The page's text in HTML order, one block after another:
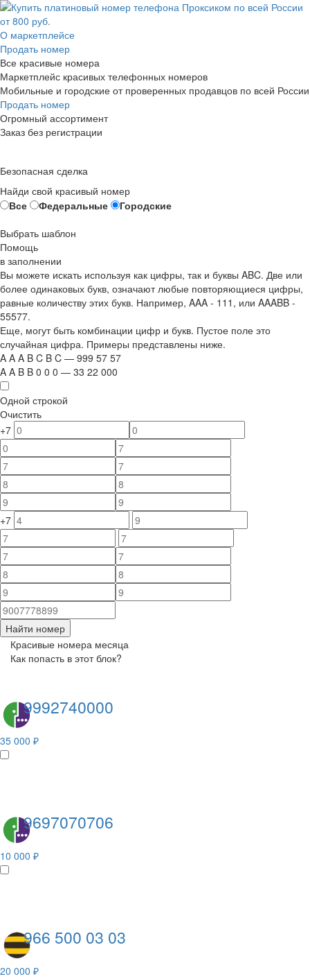
О маркетплейсе
Продать номер
Все красивые номера
Маркетплейс красивых телефонных номеров
Мобильные и городские от проверенных продавцов по всей России
Продать номер
Огромный ассортимент
Заказ без регистрации
Безопасная сделка
Найди свой красивый номер
Все
Федеральные
Городские
Выбрать шаблон
Помощь
в заполнении
Вы можете искать используя как цифры, так и буквы ABC. Две или
более одинаковых букв, означают любые повторяющиеся цифры,
равные количеству этих букв. Например, AAA - 111 , или AAABB -
55577.
Еще, могут быть комбинации цифр и букв. Пустое поле это
случайная цифра. Примеры представлены ниже.
A A A B C B C — 999 57 57
A A B B 0 0 0 — 33 22 000
Одной строкой
Очистить
+7
+7
Найти номер
Красивые номера месяца
Как попасть в этот блок?
9992740000
35 000 ₽
9697070706
10 000 ₽
966 500 03 03
20 000 ₽